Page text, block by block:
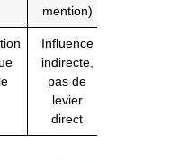
mention)
Influence
indirecte,
pas de
levier
direct